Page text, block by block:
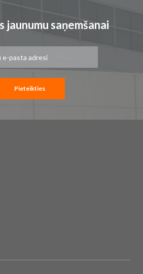
jaunumu saņemšanai
Pieteikties